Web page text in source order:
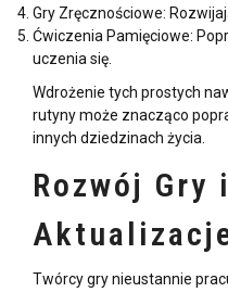
Gry Zręcznościowe:
Ćwiczenia Pamięciowe:
uczenia się.
Wdrożenie tych prostych
rutyny może znacząco
innych dziedzinach życia.
Rozwój Gry
Twórcy grynieustannie